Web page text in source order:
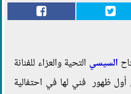
السيسي التحية والعزاء للفنانة
ظهور فني لها في احتفالية